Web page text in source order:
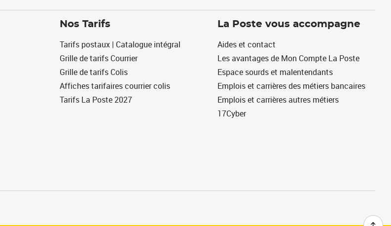
Nos Tarifs
Tarifs postaux | Catalogue intégral
Grille de tarifs Courrier
Grille de tarifs Colis
Affiches tarifaires courrier colis
Tarifs La Poste 2027
La Poste vous accompagne
Aides et contact
Les avantages de Mon Compte La Poste
Espace sourds et malentendants
Emplois et carrières des métiers bancaires
Emplois et carrières autres métiers
17Cyber